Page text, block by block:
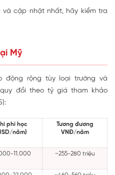
cập nhật nhất, hãy kiểm tra
Mỹ
động rộng tùy loại trường và
đổi theo tỷ giá tham khảo
phí học
năm)
Tương đương
VNĐ/năm
11.000 ~255-280 triệu